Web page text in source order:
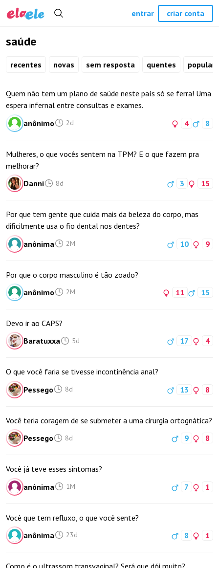
saúde
recentes novas sem resposta quentes
Quem não tem um plano de saúde neste país só se ferra! Uma
espera infernal entre consultas e exames.
anônimo
2d 4 8
Mulheres, o que vocês sentem na TPM? E o que fazem pra
melhorar?
Danni
8d 3 15
Por que tem gente que cuida mais da beleza do corpo, mas
dificilmente usa o fio dental nos dentes?
anônima
2M 10 9
Por que o corpo masculino é tão zoado?
anônimo
2M 11 15
Devo ir ao CAPS?
Baratuxxa
5d 17 4
O que você faria se tivesse incontinência anal?
Pessego
8d 13 8
Você teria coragem de se submeter a uma cirurgia ortognática?
Pessego
8d 9 8
Você já teve esses sintomas?
anônima
1M 7 1
Você que tem refluxo, o que você sente?
anônima
23d 8 1
Como é o ultrassom transvaginal? Será que dói muito?
entrar criar conta